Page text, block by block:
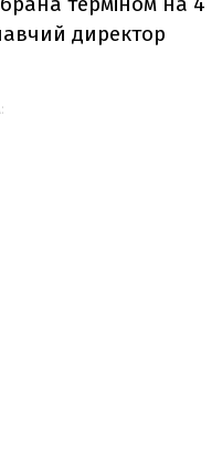
директор